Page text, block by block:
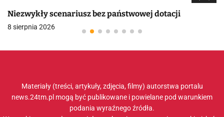
Niezwykły scenariusz bez państwowej dotacji
8 sierpnia 2026
Materiały (treści, artykuły, zdjęcia, filmy) autorstwa portalu
news.24tm.pl mogą być publikowane i powielane pod warunkiem
podania wyraźnego źródła.